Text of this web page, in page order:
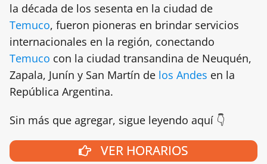
la década de los sesenta en la ciudad de
Temuco, fueron pioneras en brindar servicios
internacionales en la región, conectando
Temuco con la ciudad transandina de Neuquén,
Zapala, Junín y San Martín de los Andes en la
República Argentina.
Sin más que agregar, sigue leyendo aquí 👇
VER HORARIOS